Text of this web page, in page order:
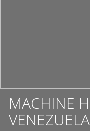
MACHINE
VENEZUELA